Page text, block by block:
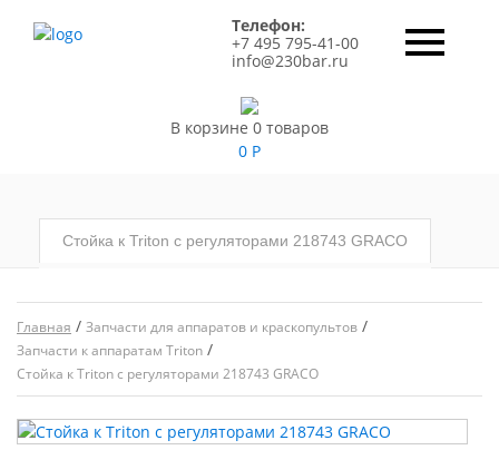
Телефон:
+7 495 795-41-00
info@230bar.ru
В корзине 0 товаров
0 Р
Стойка к Triton с регуляторами 218743 GRACO
Главная / Запчасти для аппаратов и краскопультов /
Запчасти к аппаратам Triton /
Стойка к Triton с регуляторами 218743 GRACO